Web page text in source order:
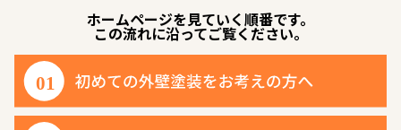
ホームページを見ていく順番です。
この流れに沿ってご覧ください。